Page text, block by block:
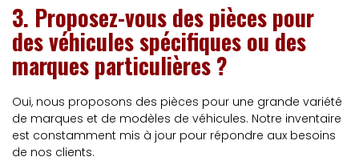
3. Proposez-vous des pièces pour
des véhicules spécifiques ou des
marques particulières ?
Oui, nous proposons des pièces pour une grande variété
de marques et de modèles de véhicules. Notre inventaire
est constamment mis à jour pour répondre aux besoins
de nos clients.